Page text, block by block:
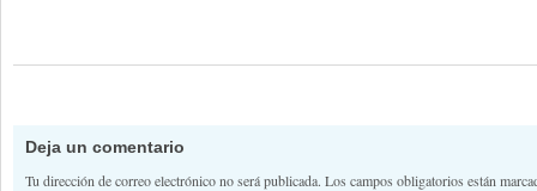
Deja un comentario
Tu dirección de correo electrónico no será publicada. Los campos obligatorios están